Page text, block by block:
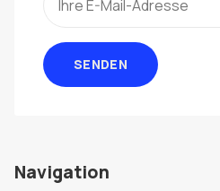
SENDEN
Navigation